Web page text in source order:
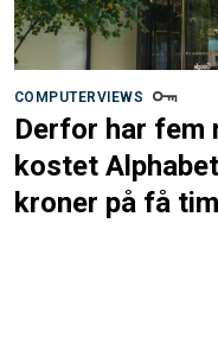
COMPUTERVIEWS
Derfor har fem
kostet
kroner på få